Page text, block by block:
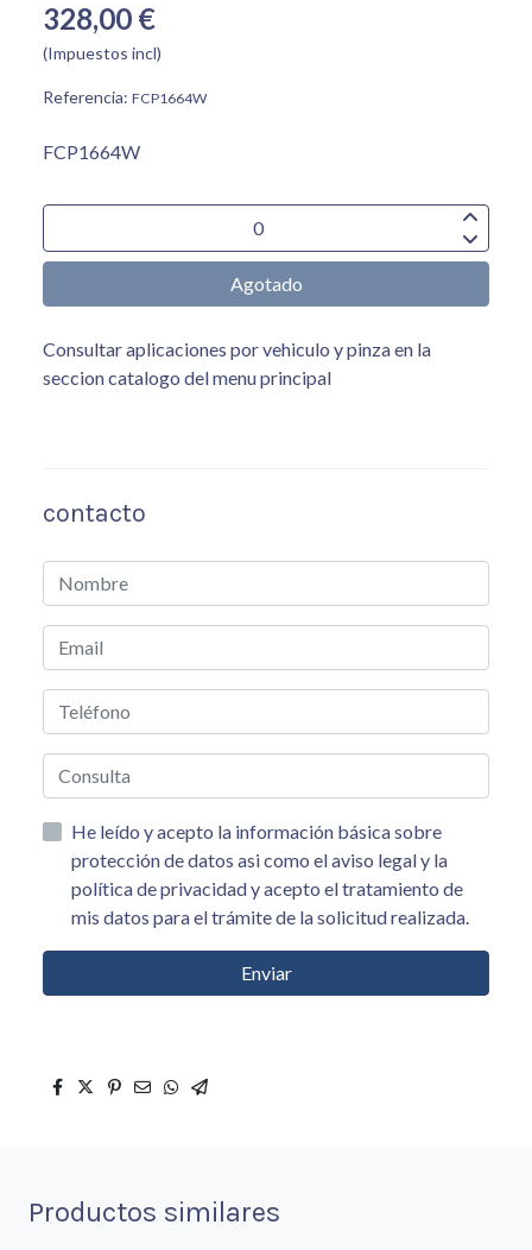
328,00 €
(Impuestos incl)
Referencia: FCP1664W
FCP1664W
Agotado
Consultar aplicaciones por vehiculo y pinza en la
seccion catalogo del menu principal
contacto
He leído y acepto la información básica sobre
protección de datos asi como el aviso legal y la
política de privacidad y acepto el tratamiento de
mis datos para el trámite de la solicitud realizada.
Enviar
Productos similares